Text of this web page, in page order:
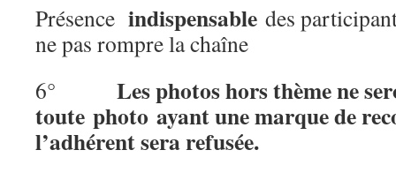
Présence indispensable des
ne pas rompre la chaîne
6° Les photos hors thème ne
toute photo ayant une marque de
l’adhérent sera refusée.